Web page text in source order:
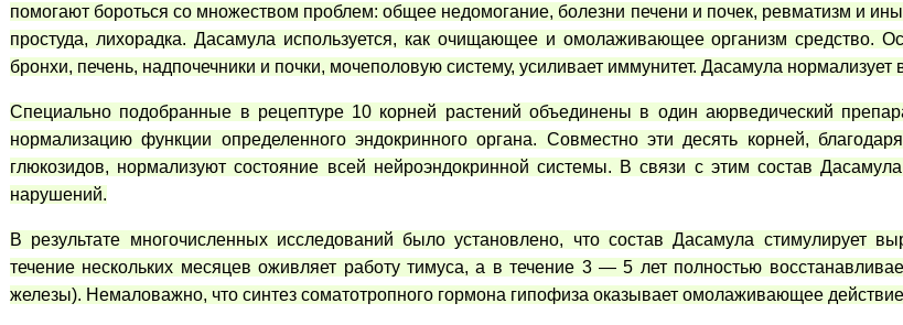
помогают бороться со множеством проблем: общее недомогание, болезни печени и почек, ревматизм и
простуда, лихорадка. Дасамула используется, как очищающее и омолаживающее организм средство.
бронхи, печень, надпочечники и почки, мочеполовую систему, усиливает иммунитет. Дасамула
Специально подобранные в рецептуре 10 корней растений объединены в один аюрведический
нормализацию функции определенного эндокринного органа. Совместно эти десять корней,
глюкозидов, нормализуют состояние всей нейроэндокринной системы. В связи с этим состав
нарушений.
В результате многочисленных исследований было установлено, что состав Дасамула стимулирует
течение нескольких месяцев оживляет работу тимуса, а в течение 3 — 5 лет полностью
железы). Немаловажно, что синтез соматотропного гормона гипофиза оказывает омолаживающее